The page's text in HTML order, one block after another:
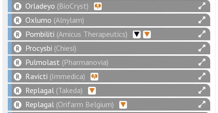
Orladeyo (BioCryst)
Oxlumo (Alnylam)
Pombiliti (Amicus Therapeutics)
Procysbi (Chiesi)
Pulmolast (Pharmanovia)
Ravicti (Immedica)
Replagal (Takeda)
Replagal (Orifarm Belgium)